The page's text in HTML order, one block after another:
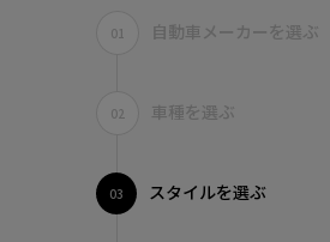
01 自動車メーカーを選ぶ
02 車種を選ぶ
03 スタイルを選ぶ